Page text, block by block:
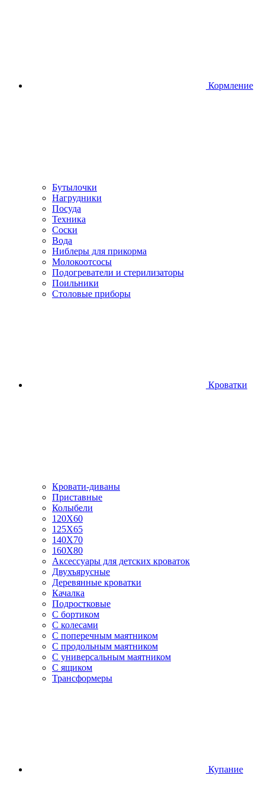
Кормление
Бутылочки
Нагрудники
Посуда
Техника
Соски
Вода
Ниблеры для прикорма
Молокоотсосы
Подогреватели и стерилизаторы
Поильники
Столовые приборы
Кроватки
Кровати-диваны
Приставные
Колыбели
120Х60
125X65
140Х70
160Х80
Аксессуары для детских кроваток
Двухъярусные
Деревянные кроватки
Качалка
Подростковые
С бортиком
С колесами
С поперечным маятником
С продольным маятником
С универсальным маятником
С ящиком
Трансформеры
Купание